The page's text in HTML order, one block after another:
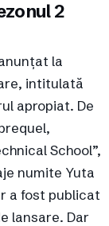
2
la
intitulată
apropiat. De
School”,
numite Yuta
a fost publicat
lansare. Dar